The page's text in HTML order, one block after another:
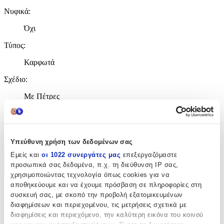
Υπεύθυνη χρήση των δεδομένων σας
Εμείς και οι 1022 συνεργάτες μας επεξεργαζόμαστε
προσωπικά σας δεδομένα, π.χ. τη διεύθυνση IP σας,
χρησιμοποιώντας τεχνολογία όπως cookies για να
αποθηκεύουμε και να έχουμε πρόσβαση σε πληροφορίες στη
συσκευή σας, με σκοπό την προβολή εξατομικευμένων
διαφημίσεων και περιεχομένου, τις μετρήσεις σχετικά με
διαφημίσεις και περιεχόμενο, την καλύτερη εικόνα του κοινού
Νυφικά:
Όχι
Τύπος:
Καρφωτά
Σχέδιο:
Με Πέτρες
Clip:
Χαρακτηριστικά
+
Χαρακτηριστικά
Κατασκευαστής: